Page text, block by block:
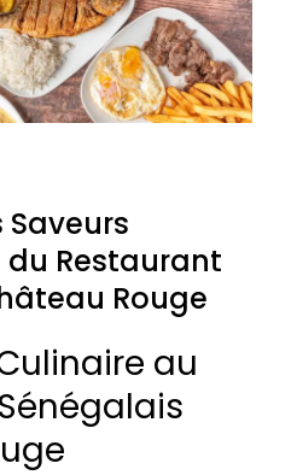
Saveurs
Restaurant
Rouge
au